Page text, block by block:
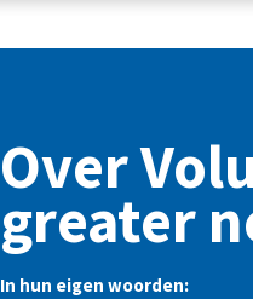
Over
greater
In hun eigen woorden: